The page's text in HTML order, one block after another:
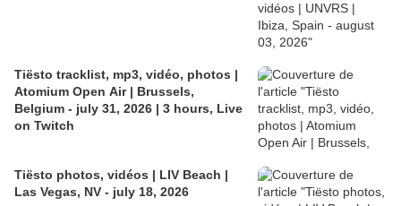
Tiësto tracklist, mp3, vidéo, photos |
Atomium Open Air | Brussels,
Belgium - july 31, 2026 | 3 hours, Live
on Twitch
Tiësto photos, vidéos | LIV Beach |
Las Vegas, NV - july 18, 2026